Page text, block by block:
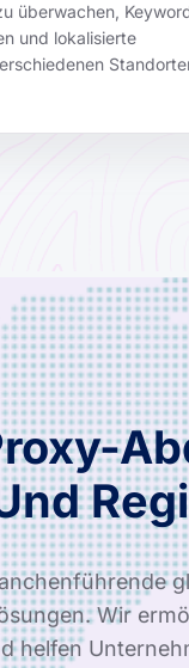
überwachen,
und lokalisierte
Wir
helfen